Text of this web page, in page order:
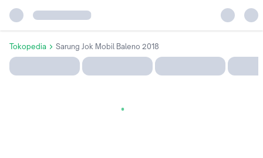
Tokopedia Sarung Jok Mobil Baleno 2018